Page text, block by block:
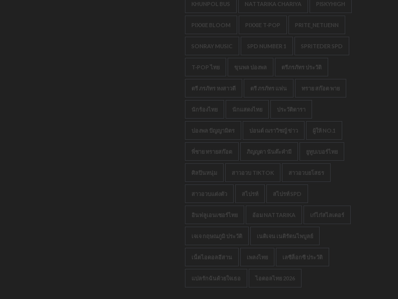
KHUNPOL BUS NATTARIKA CHARIYA PISKYHIGH
PIXXIE BLOOM PIXXIE T-POP PRITE_NETIJENN
SONRAY MUSIC SPD NUMBER 1 SPRITEDER SPD
T-POP ไทย ขุนพล ปองพล ตรีภรภัทร ประวัติ
ตรี ภรภัทร หงสาวดี ตรี ภรภัทร แฟน ทราย สก๊อต พาย
นักร้องไทย นักแสดงไทย ประวัติดารา
ปองพล ปัญญามิตร ปอนด์ ณราวิชญ์ ข่าว ผู้ให้ NO.1
พี่ชาย ทรายสก๊อต ภิญญดา นันต๊ะคำมี ยูทูบเบอร์ไทย
ศิลปินหนุ่ม สาวอวบ TIKTOK สาวอวบยโสธร
สาวอวบแต่งตัว สไปรท์ สไปรท์ SPD
อินฟลูเอนเซอร์ไทย อ้อม NATTARIKA เก๋ไก๋สไลเดอร์
เจเจ กฤษณภูมิ ประวัติ เนติเจน เนติรัตนไพบูลย์
เน็ตไอดอลอีสาน เพลงไทย เลซีล็อกซี ประวัติ
แปลรักฉันด้วยใจเธอ ไอดอลไทย 2026